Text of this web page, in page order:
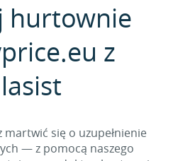
hurtownie
z
martwić się o uzupełnienie
— z pomocą naszego